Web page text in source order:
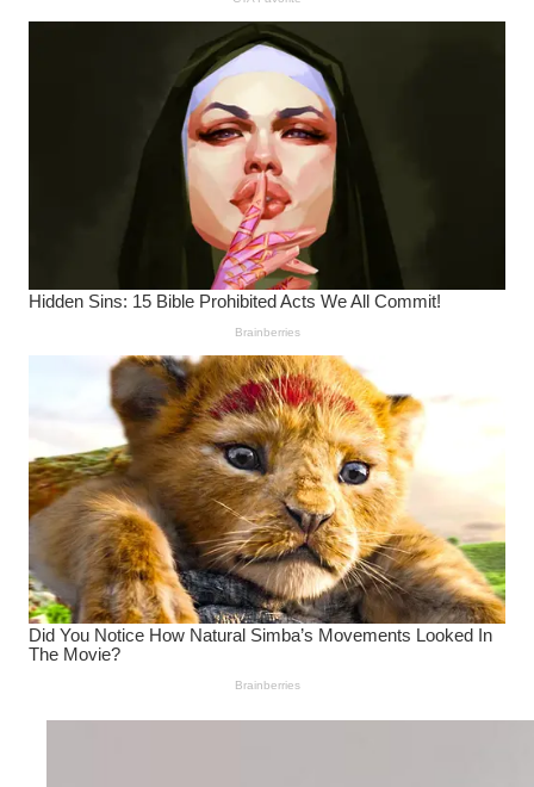
Wanita Pamer Pakaian